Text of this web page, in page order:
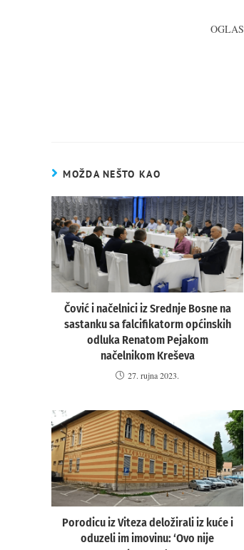
OGLAS
MOŽDA NEŠTO KAO
Čović i načelnici iz Srednje Bosne na
sastanku sa falcifikatorm općinskih
odluka Renatom Pejakom
načelnikom Kreševa
27. rujna 2023.
Porodicu iz Viteza deložirali iz kuće i
oduzeli im imovinu: ‘Ovo nije